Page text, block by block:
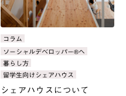
カ
テ
ゴ
リ：
コラム
タ
グ：
ソーシャルデベロッパー®へ
暮らし方
留学生向けシェアハウス
シェアハウスについて